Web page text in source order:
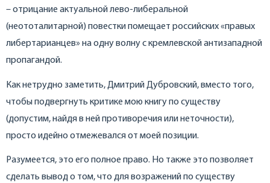
– отрицание актуальной лево-либеральной
(неототалитарной) повестки помещает российских «правых
либертарианцев» на одну волну с кремлевской антизападной
пропагандой.
Как нетрудно заметить, Дмитрий Дубровский, вместо того,
чтобы подвергнуть критике мою книгу по существу
(допустим, найдя в ней противоречия или неточности),
просто идейно отмежевался от моей позиции.
Разумеется, это его полное право. Но также это позволяет
сделать вывод о том, что для возражений по существу